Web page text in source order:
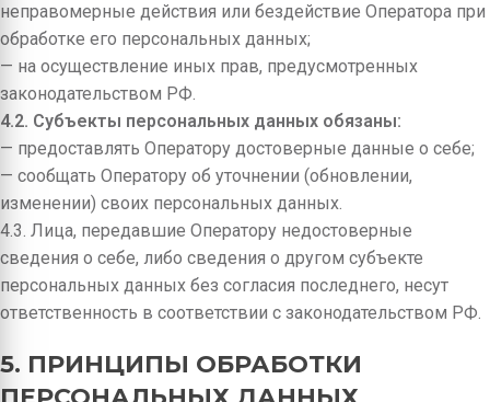
неправомерные действия или бездействие Оператора при
обработке его персональных данных;
— на осуществление иных прав, предусмотренных
законодательством РФ.
4.2. Субъекты персональных данных обязаны:
— предоставлять Оператору достоверные данные о себе;
— сообщать Оператору об уточнении (обновлении,
изменении) своих персональных данных.
4.3. Лица, передавшие Оператору недостоверные
сведения о себе, либо сведения о другом субъекте
персональных данных без согласия последнего, несут
ответственность в соответствии с законодательством РФ.
5. ПРИНЦИПЫ ОБРАБОТКИ